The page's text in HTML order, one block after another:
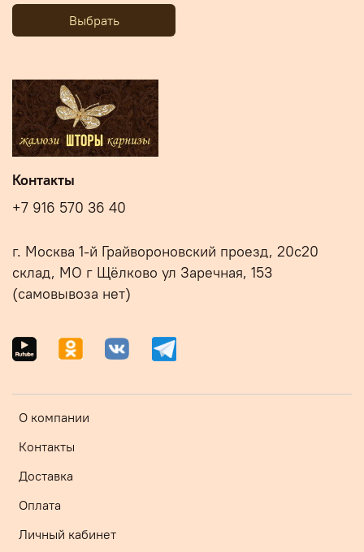
Выбрать
О компании
Контакты
Доставка
Оплата
Личный кабинет
Контакты
+7 916 570 36 40
г. Москва 1-й Грайвороновский проезд, 20с20
склад, МО г Щёлково ул Заречная, 153
(самовывоза нет)